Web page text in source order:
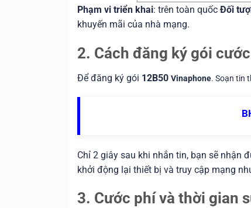
Phạm vi triển khai: trên toàn quốc Đối
khuyến mãi của nhà mạng.
2. Cách đăng ký gói
Để đăng ký gói 12B50 Vinaphone. Soạn tin
Chỉ 2 giây sau khi nhắn tin, bạn sẽ nhận
khởi động lại thiết bị và truy cập mạng
3. Cước phí và thời gian